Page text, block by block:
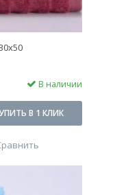
В наличии
В 1 КЛИК